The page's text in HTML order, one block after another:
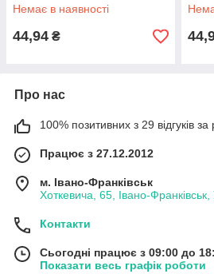
Немає в наявності
44,94 ₴
Про нас
100% позитивних з 29 відгуків за
Працює з 27.12.2012
м. Івано-Франківськ
Хоткевича, 65, Івано-Франківськ,
Контакти
Сьогодні працює з 09:00 до
Показати весь графік роботи